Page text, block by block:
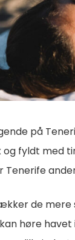
på
fyldt med
Tenerife
de mere
høre